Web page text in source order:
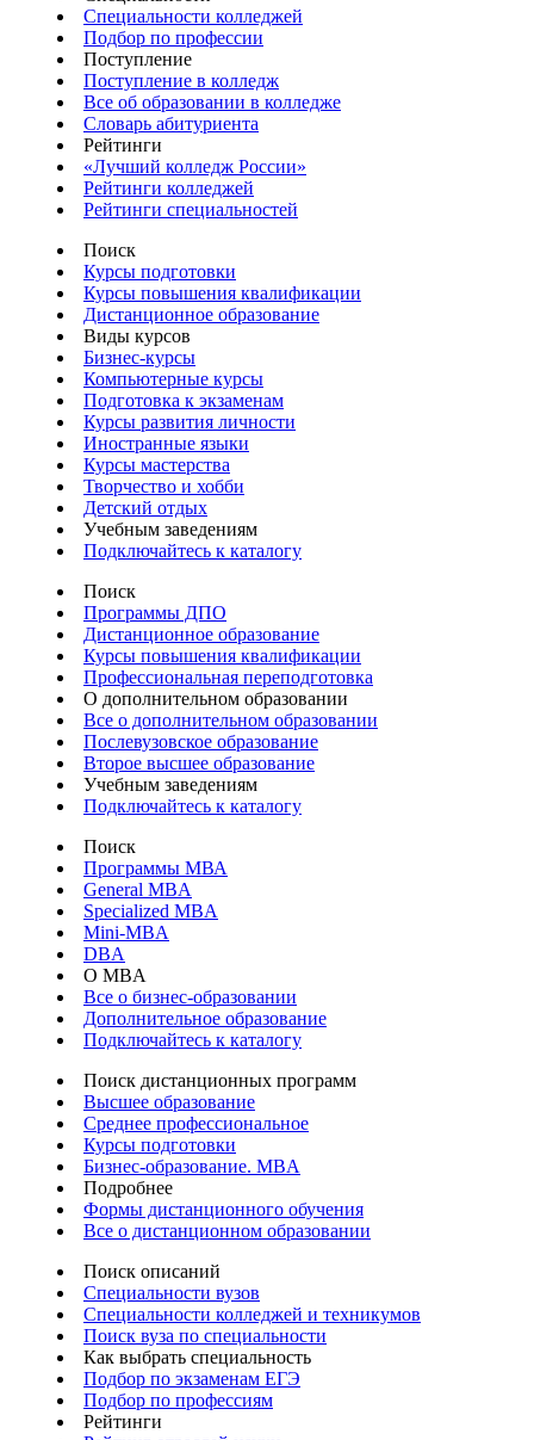
Специальности колледжей
Подбор по профессии
Поступление
Поступление в колледж
Все об образовании в колледже
Словарь абитуриента
Рейтинги
«Лучший колледж России»
Рейтинги колледжей
Рейтинги специальностей
Поиск
Курсы подготовки
Курсы повышения квалификации
Дистанционное образование
Виды курсов
Бизнес-курсы
Компьютерные курсы
Подготовка к экзаменам
Курсы развития личности
Иностранные языки
Курсы мастерства
Творчество и хобби
Детский отдых
Учебным заведениям
Подключайтесь к каталогу
Поиск
Программы ДПО
Дистанционное образование
Курсы повышения квалификации
Профессиональная переподготовка
О дополнительном образовании
Все о дополнительном образовании
Послевузовское образование
Второе высшее образование
Учебным заведениям
Подключайтесь к каталогу
Поиск
Программы МВА
General MBA
Specialized MBA
Mini-MBA
DBA
О MBA
Все о бизнес-образовании
Дополнительное образование
Подключайтесь к каталогу
Поиск дистанционных программ
Высшее образование
Среднее профессиональное
Курсы подготовки
Бизнес-образование. MBA
Подробнее
Формы дистанционного обучения
Все о дистанционном образовании
Поиск описаний
Специальности вузов
Специальности колледжей и техникумов
Поиск вуза по специальности
Как выбрать специальность
Подбор по экзаменам ЕГЭ
Подбор по профессиям
Рейтинги